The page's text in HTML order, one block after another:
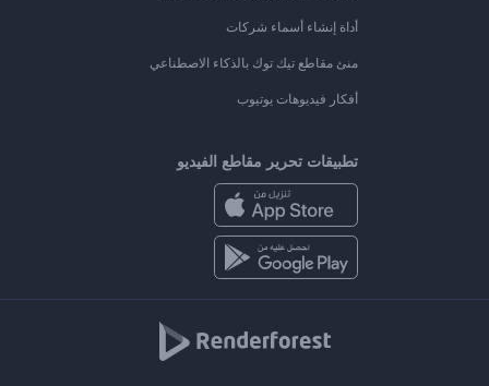
أداة إنشاء أسماء شركات
منئ مقاطع تيك توك بالذكاء الاصطناعي
أفكار فيديوهات يوتيوب
تطبيقات تحرير مقاطع الفيديو